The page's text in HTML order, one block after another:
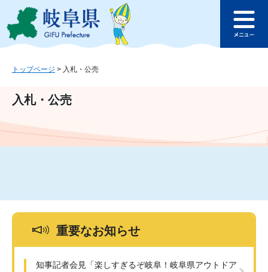
ジ
ュ
文
このページの本文へ
ュ
トップページ > 入札・公売
入札・公売
重要なお知らせ
知事記者会見「楽しすぎるぞ岐阜！岐阜県アウトドア